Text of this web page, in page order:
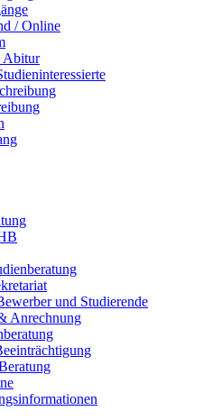
/ Online
Abitur
und Studierende
Anrechnung